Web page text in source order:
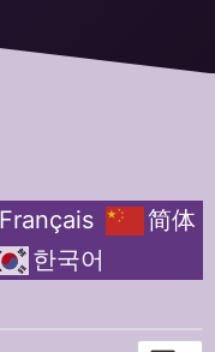
Français
简体
한국어